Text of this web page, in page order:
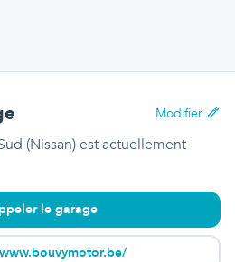
Modifier
(Nissan)est actuellement
le garage